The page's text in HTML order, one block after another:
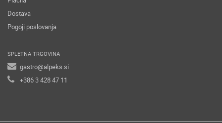
Dostava
Pogoji poslovanja
SPLETNA TRGOVINA
gastro@alpeks.si
+386 3 428 47 11